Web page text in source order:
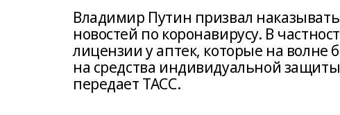
Владимир Путин призвал
новостей по коронавирусу. В
лицензии у аптек, которые на
на средства индивидуальной
передает ТАСС.